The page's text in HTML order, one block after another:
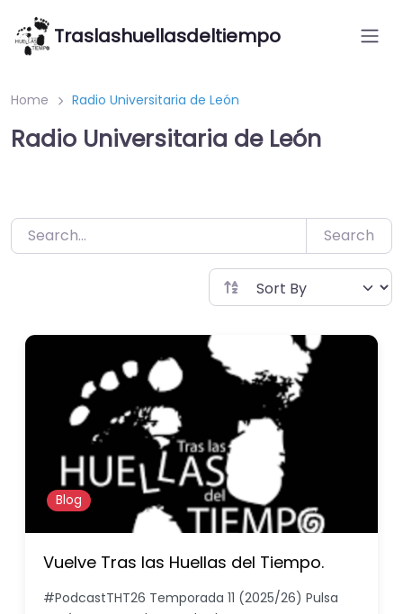
Saltar
contenido
Traslashuellasdeltiempo
Home Radio Universitaria de León
Radio Universitaria de León
Search
Blog
Vuelve Tras las Huellas del Tiempo.
#PodcastTHT26 Temporada 11 (2025/26) Pulsa